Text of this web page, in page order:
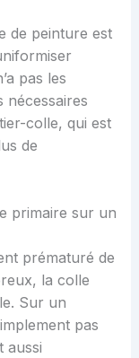
de peinture est
pas les
nécessaires
colle, qui est
de
primaire sur un
prématuré de
la colle
Sur un
pas
aussi